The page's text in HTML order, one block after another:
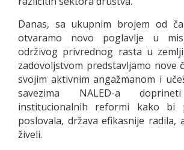
Danas, sa ukupnim brojem od
otvaramo novo poglavlje u
održivog privrednog rasta u
zadovoljstvom predstavljamo nove
svojim aktivnim angažmanom i
savezima NALED-a
institucionalnih reformi kako bi
poslovala, država efikasnije radila,
živeli.